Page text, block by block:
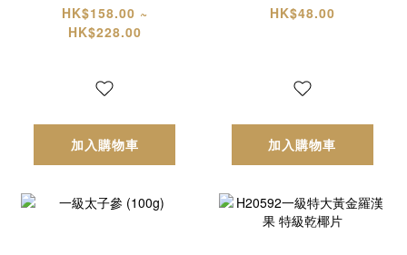
HK$158.00 ~
HK$228.00
加入購物車
HK$48.00
加入購物車